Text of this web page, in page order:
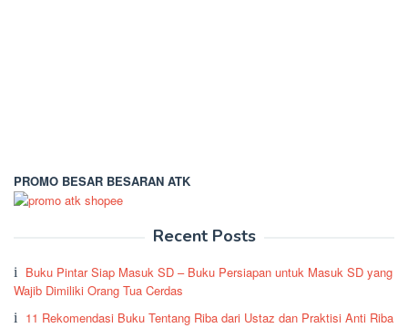
PROMO BESAR BESARAN ATK
Recent Posts
Buku Pintar Siap Masuk SD – Buku Persiapan untuk Masuk SD yang
Wajib Dimiliki Orang Tua Cerdas
11 Rekomendasi Buku Tentang Riba dari Ustaz dan Praktisi Anti Riba